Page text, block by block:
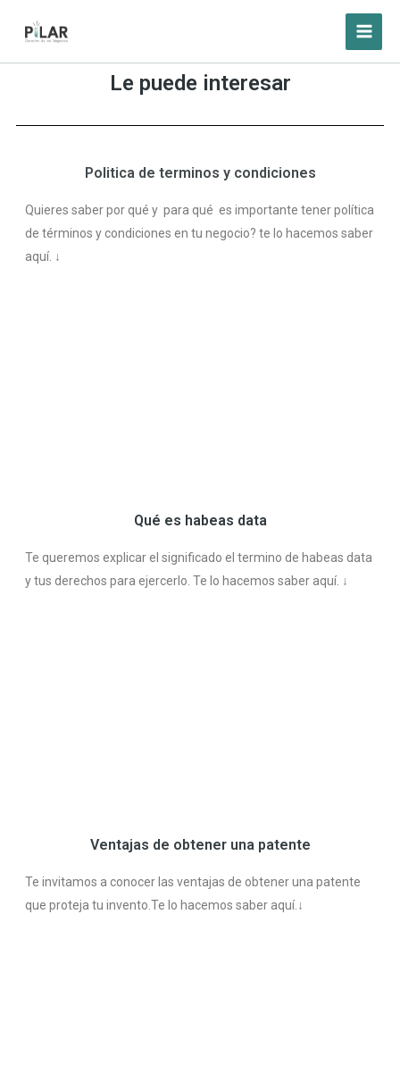
Le puede interesar
Politica de terminos y condiciones
Quieres saber por qué y para qué es importante tener política
de términos y condiciones en tu negocio? te lo hacemos saber
aquí. ↓
Qué es habeas data
Te queremos explicar el significado el termino de habeas data
y tus derechos para ejercerlo. Te lo hacemos saber aquí. ↓
Ventajas de obtener una patente
Te invitamos a conocer las ventajas de obtener una patente
que proteja tu invento.Te lo hacemos saber aquí.↓